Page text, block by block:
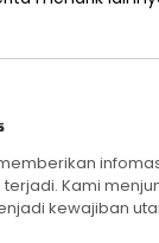
Kami
kewajiban